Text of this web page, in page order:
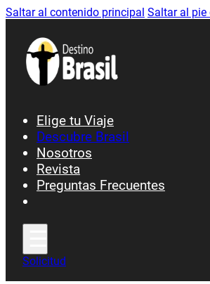
Saltar al contenido principal Saltar al pie
Elige tu Viaje
Descubre Brasil
Ciudades y Patrimonio
Fiesta y Carnavales
Selva y Naturaleza
Nosotros
Revista
Preguntas Frecuentes
Solicitud